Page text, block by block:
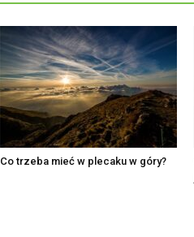
Co trzeba mieć w plecaku w góry?